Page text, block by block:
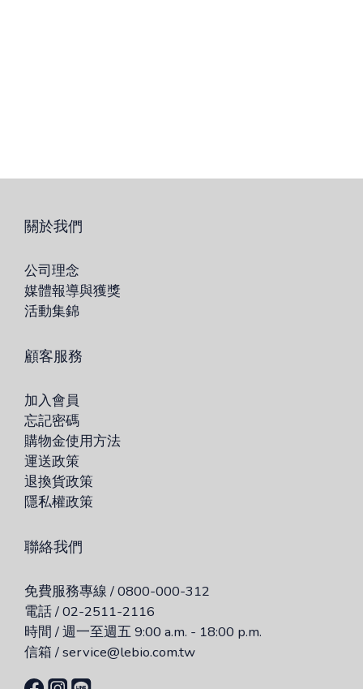
關於我們
公司理念
媒體報導與獲獎
活動集錦
顧客服務
加入會員
忘記密碼
購物金使用方法
運送政策
退換貨政策
隱私權政策
聯絡我們
免費服務專線 / 0800-000-312
電話 / 02-2511-2116
時間 / 週一至週五 9:00 a.m. - 18:00 p.m.
信箱 / service@lebio.com.tw